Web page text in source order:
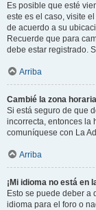
Es posible que esté
este es el caso, visite
de acuerdo a su
Recuerde que para
debe estar registrado.
Arriba
Cambié la zona
Si está seguro de que
incorrecta, entonces la
comuníquese con La
Arriba
¡Mi idioma no está en
Esto se puede deber a
idioma para el foro o